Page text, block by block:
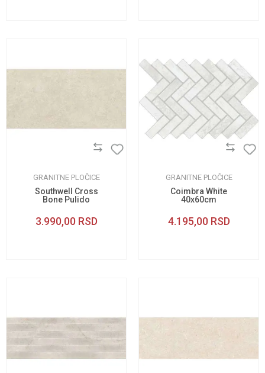
GRANITNE PLOČICE
Southwell Cross
Bone Pulido
3.990,00 RSD
GRANITNE PLOČICE
Coimbra White
40x60cm
4.195,00 RSD